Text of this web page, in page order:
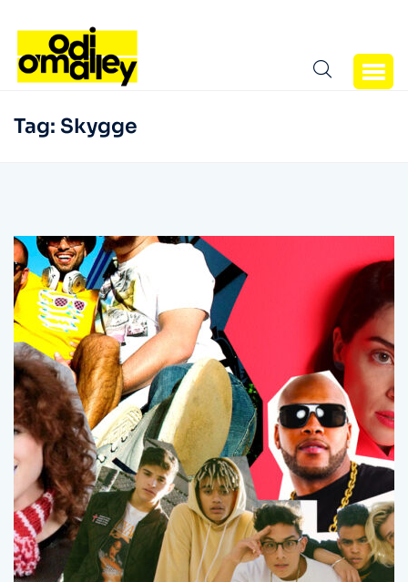
Tag: Skygge